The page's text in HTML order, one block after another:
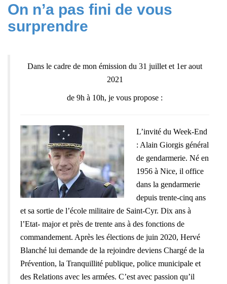
On n’a pas fini de vous
surprendre
Dans le cadre de mon émission du 31 juillet et 1er aout
2021
de 9h à 10h, je vous propose :
L’invité du Week-End
: Alain Giorgis général
de gendarmerie. Né en
1956 à Nice, il office
dans la gendarmerie
depuis trente-cinq ans
et sa sortie de l’école militaire de Saint-Cyr. Dix ans à
l’Etat- major et près de trente ans à des fonctions de
commandement. Après les élections de juin 2020, Hervé
Blanché lui demande de la rejoindre deviens Chargé de la
Prévention, la Tranquillité publique, police municipale et
des Relations avec les armées. C’est avec passion qu’il